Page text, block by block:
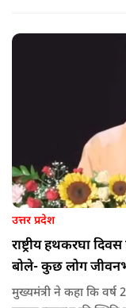
उत्तर प्रदेश
राष्ट्रीय हथकरघा
बोले- कुछ लोग
मुख्यमंत्री ने कहा कि